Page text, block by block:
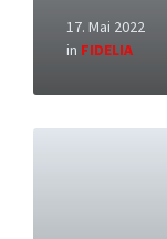
17. Mai 2022
in FIDELIA